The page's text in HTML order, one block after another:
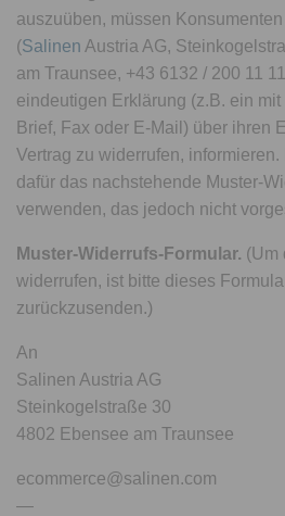
auszuüben, müssen
(Salinen Austria AG,
am Traunsee, +43 6132 / 200 11
eindeutigen Erklärung (z.B. ein
Brief, Fax oder E-Mail) über ihren
Vertrag zu widerrufen,
dafür das nachstehende Muster-
verwenden, das jedoch nicht
Muster-Widerrufs-Formular. (Um
widerrufen, ist bitte dieses
zurückzusenden.)
An
Salinen Austria AG
Steinkogelstraße 30
4802 Ebensee am Traunsee
ecommerce@salinen.com
—